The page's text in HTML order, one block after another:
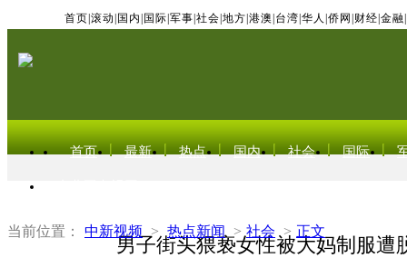
首页 滚动 国内 国际 军事 社会 地方 港澳 台湾 华人 侨网 财经 金融
首页 最新 热点 国内 社会 国际
当前位置： 中新视频 > 热点新闻 > 社会 > 正文
男子街头猥亵女性被大妈制服遭